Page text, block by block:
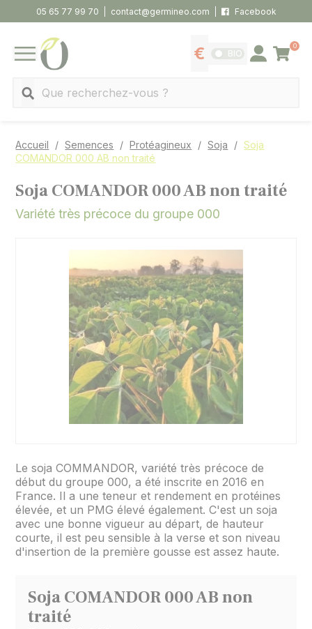
05 65 77 99 70 contact@germineo.com Facebook
MENU
Afficher les tarifs
BIO Se connecter
0
Panier
Accueil Semences Protéagineux Soja
Soja
COMANDOR 000 AB non traité
Soja COMANDOR 000 AB non traité
Variété très précoce du groupe 000
Le soja COMMANDOR, variété très précoce de
début du groupe 000, a été inscrite en 2016 en
France. Il a une teneur et rendement en protéines
élevée, et un PMG élevé également. C'est un soja
avec une bonne vigueur au départ, de hauteur
courte, il est peu sensible à la verse et son niveau
d'insertion de la première gousse est assez haute.
Soja COMANDOR 000 AB non
traité
Panneau de gestion des cookies